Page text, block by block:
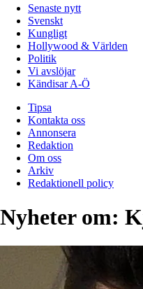
Senaste nytt
Svenskt
Kungligt
Hollywood & Världen
Politik
Vi avslöjar
Kändisar A-Ö
Tipsa
Kontakta oss
Annonsera
Redaktion
Om oss
Arkiv
Redaktionell policy
Nyheter om: